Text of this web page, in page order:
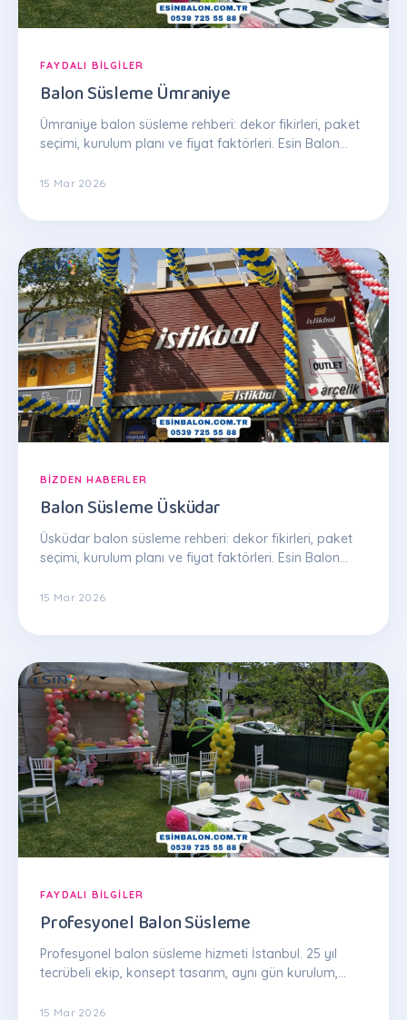
FAYDALI BILGILER
Balon Süsleme Ümraniye
Ümraniye balon süsleme rehberi: dekor fikirleri, paket
seçimi, kurulum planı ve fiyat faktörleri. Esin Balon
15 Mar 2026
BIZDEN HABERLER
Balon Süsleme Üsküdar
Üsküdar balon süsleme rehberi: dekor fikirleri, paket
seçimi, kurulum planı ve fiyat faktörleri. Esin Balon
15 Mar 2026
FAYDALI BILGILER
Profesyonel Balon Süsleme
Profesyonel balon süsleme hizmeti İstanbul. 25 yıl
tecrübeli ekip, konsept tasarım, aynı gün kurulum,
15 Mar 2026